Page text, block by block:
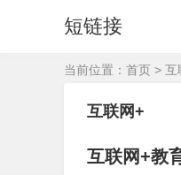
短链接
当前位置： 首页 > 互
互联网+
互联网+教